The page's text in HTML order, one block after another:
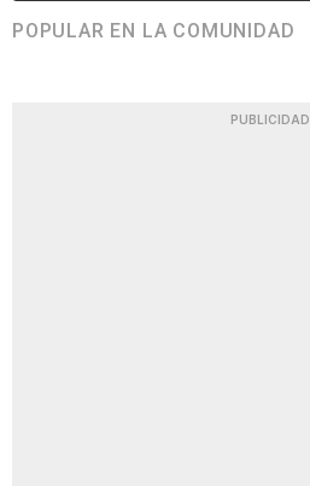
POPULAR EN LA COMUNIDAD
PUBLICIDAD